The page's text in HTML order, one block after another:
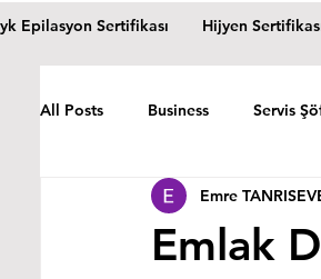
Epilasyon Sertifikası Hijyen
All Posts Business Servis
Emlak
Emre